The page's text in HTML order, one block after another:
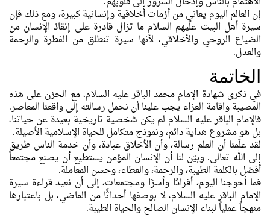
إن العالم اليوم يعاني من أزمات أخلاقية وإنسانية كبيرة، ومع ذلك فإن
سيرة أهل البيت عليهم السلام ما تزال قادرة على إنقاذ الإنسان من
الضياع الروحي والأخلاقي، لأنها سيرة تنطلق من الفطرة والرحمة
والعدل.
الخاتمة
في ذكرى شهادة الإمام محمد الباقر عليه السلام، مع الحزن على هذه
المصيبة واقامة العزاء يجب علينا أن نحمل رسالته إلى واقعنا المعاصر.
فالإمام الباقر عليه السلام لم يكن شخصية تاريخية بعيدة عن حياتنا،
بل هو مشروع هداية دائم، ونموذج متكامل للحياة الإسلامية الأصيلة.
لقد علّمنا أن العلم رسالة، وأن الأخلاق عبادة، وأن خدمة الناس طريق
إلى الله تعالى. وبيّن لنا أن الإنسان المؤمن يستطيع أن يصنع مجتمعاً
أفضل بالكلمة الطيبة، والرحمة، والعطاء، وحسن المعاملة.
فما أحوجنا اليوم، أفرادًا وأسرًا ومجتمعات، إلى أن نعيد قراءة سيرة
الإمام الباقر عليه السلام، لا بوصفها أحداثًا من الماضي، بل باعتبارها
منهجاً عملياً لبناء الإنسان الصالح والحياة الطيبة.